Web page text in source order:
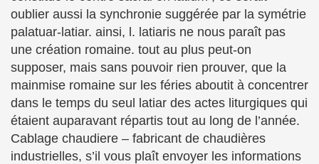
oublier aussi la synchronie suggérée par la symétrie
palatuar-latiar. ainsi, l. latiaris ne nous paraît pas
une création romaine. tout au plus peut-on
supposer, mais sans pouvoir rien prouver, que la
mainmise romaine sur les féries aboutit à concentrer
dans le temps du seul latiar des actes liturgiques qui
étaient auparavant répartis tout au long de l’année.
Cablage chaudiere – fabricant de chaudières
industrielles, s’il vous plaît envoyer les informations